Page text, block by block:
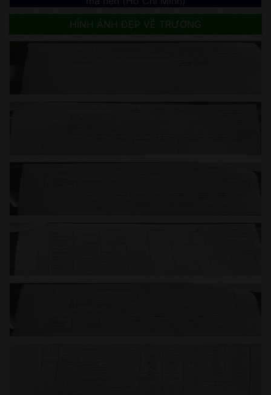
nghiệp THCS năm học 2024-2025
Kế hoạch xét công nhận tốt nghiệp THCS năm học
2024-2025
HÌNH ẢNH ĐẸP VỀ TRƯỜNG